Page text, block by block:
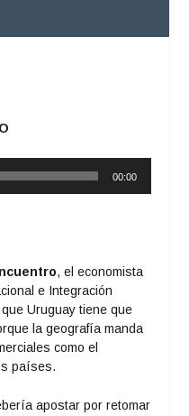
00:00
, el economista
e Integración
Uruguay tiene que
la geografía manda
como el
países.
apostar por retomar